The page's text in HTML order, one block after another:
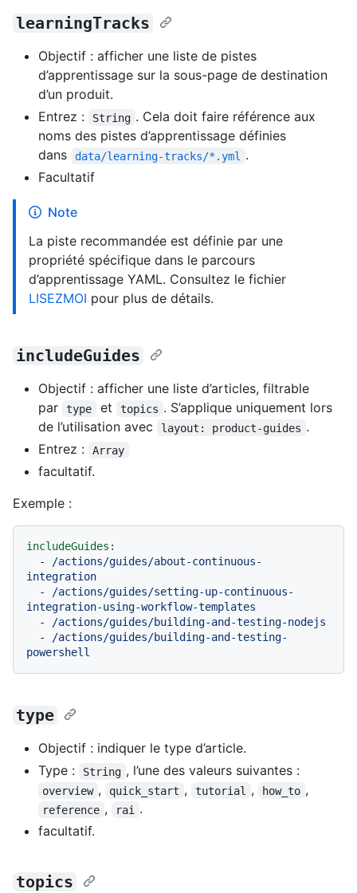
learningTracks
Objectif : afficher une liste de pistes
d’apprentissage sur la sous-page de destination
d’un produit.
Entrez :
String . Cela doit faire référence aux
noms des pistes d’apprentissage définies
dans
data/learning-tracks/*.yml
.
Facultatif
Note
La piste recommandée est définie par une
propriété spécifique dans le parcours
d’apprentissage YAML. Consultez le fichier
LISEZMOI pour plus de détails.
includeGuides
Objectif : afficher une liste d’articles, filtrable
par
type et topics . S’applique uniquement lors
de l’utilisation avec
layout: product-guides .
Entrez :
Array
facultatif.
Exemple :
includeGuides:
-
/actions/guides/about-continuous-
integration
-
/actions/guides/setting-up-continuous-
integration-using-workflow-templates
-
/actions/guides/building-and-testing-nodejs
-
/actions/guides/building-and-testing-
powershell
type
Objectif : indiquer le type d’article.
Type :
String , l’une des valeurs suivantes :
overview , quick_start , tutorial , how_to ,
reference , rai
.
facultatif.
topics